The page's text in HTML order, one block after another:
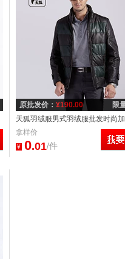
原批发价： ¥190.00
限
天狐羽绒服男式羽绒服批发时尚
羽绒服厂家清仓男装羽绒服
拿样价
¥ 0.01/件